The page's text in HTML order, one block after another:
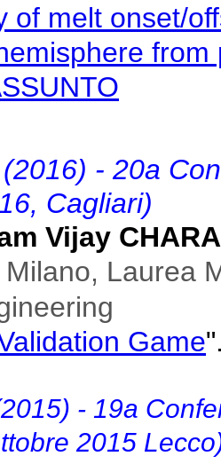
of melt onset/
- 20a
Cagliari)
Vijay
Laurea
Game
- 19a
2015